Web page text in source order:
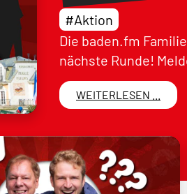
#Aktion
Die baden.fm
nächste Runde!
WEITERLESEN ...